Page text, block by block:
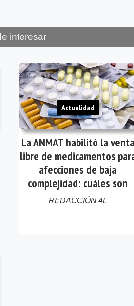
interesar
La ANMAT habilitó la venta
libre de medicamentos
afecciones de baja
complejidad: cuáles son
REDACCIÓN 4L
Actualidad